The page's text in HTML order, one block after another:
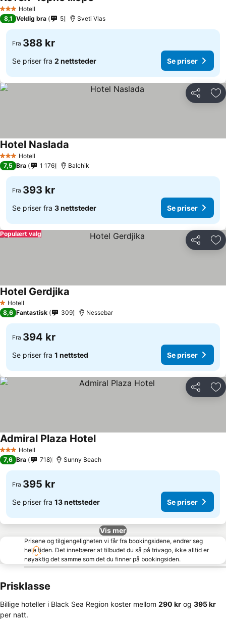
3 StjernerHotell
8,1 Veldig bra 5 Sveti Vlas
Fra 388 kr
Se priser fra 2 nettsteder Se priser
Del
3 StjernerHotell
Hotel Naslada
7,5 Bra 1 176 Balchik
Fra 393 kr
Se priser fra 3 nettsteder Se priser
Del
Populært valg
1 Stjerner
Hotell
Hotel Gerdjika
8,6 Fantastisk 309 Nessebar
Fra 394 kr
Se priser fra 1 nettsted Se priser
Del
3 StjernerHotell
Admiral Plaza Hotel
7,6 Bra 718 Sunny Beach
Fra 395 kr
Se priser fra 13 nettsteder Se priser
Vis mer
Prisene og tilgjengeligheten vi får fra bookingsidene, endrer seg
hele tiden. Det innebærer at tilbudet du så på trivago, ikke alltid er
nøyaktig det samme som det du finner på bookingsiden.
Prisklasse
Billige hoteller i Black Sea Region koster mellom ‎290 kr og ‎395 kr
per natt.